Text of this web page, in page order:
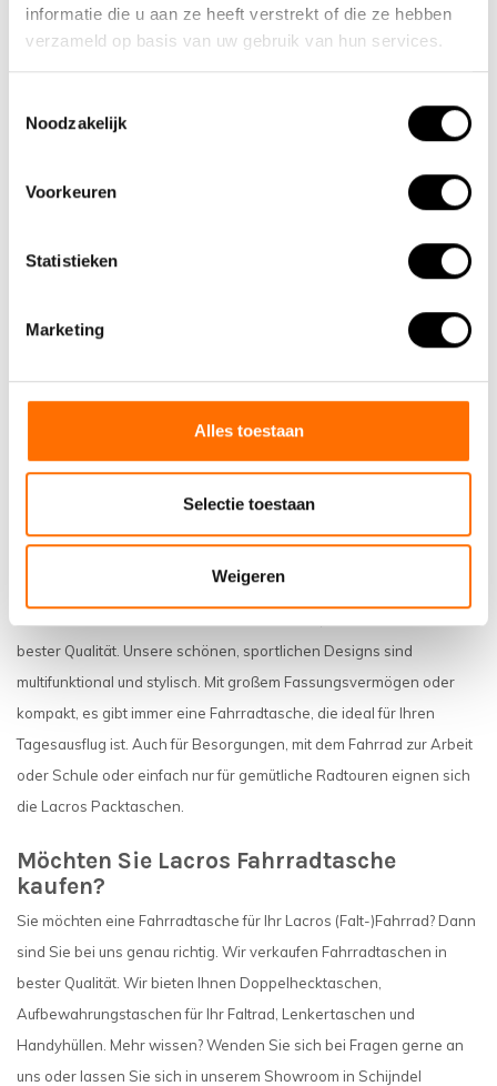
informatie die u aan ze heeft verstrekt of die ze hebben
verzameld op basis van uw gebruik van hun services.
Noodzakelijk
Voorkeuren
Statistieken
Marketing
Alles toestaan
Selectie toestaan
Weigeren
Packtaschen von Lacros
Nehmen Sie Ihre Sachen einfach in einer Lacros Fahrradtasche mit.
bester Qualität. Unsere schönen, sportlichen Designs sind
multifunktional und stylisch. Mit großem Fassungsvermögen oder
kompakt, es gibt immer eine Fahrradtasche, die ideal für Ihren
Tagesausflug ist. Auch für Besorgungen, mit dem Fahrrad zur Arbeit
oder Schule oder einfach nur für gemütliche Radtouren eignen sich
die Lacros Packtaschen.
Möchten Sie Lacros Fahrradtasche
kaufen?
Sie möchten eine Fahrradtasche für Ihr Lacros (Falt-)Fahrrad? Dann
sind Sie bei uns genau richtig. Wir verkaufen Fahrradtaschen in
bester Qualität. Wir bieten Ihnen Doppelhecktaschen,
Aufbewahrungstaschen für Ihr Faltrad, Lenkertaschen und
Handyhüllen. Mehr wissen? Wenden Sie sich bei Fragen gerne an
uns oder lassen Sie sich in unserem Showroom in Schijndel